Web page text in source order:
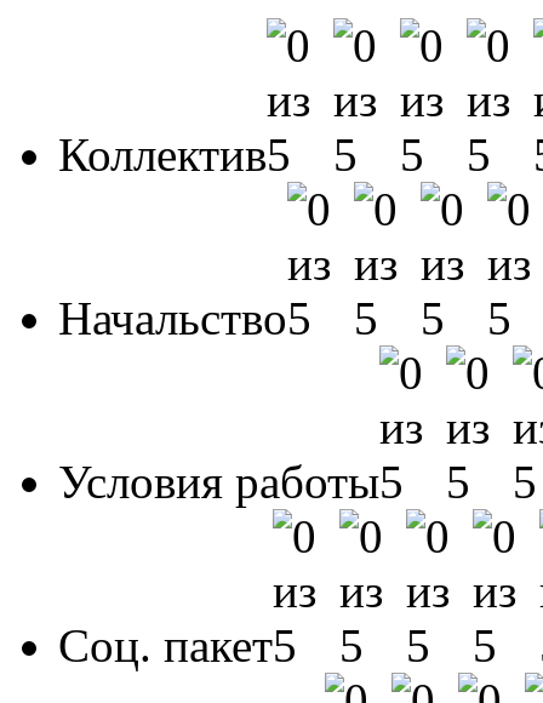
Коллектив
Начальство
Условия работы
Соц. пакет